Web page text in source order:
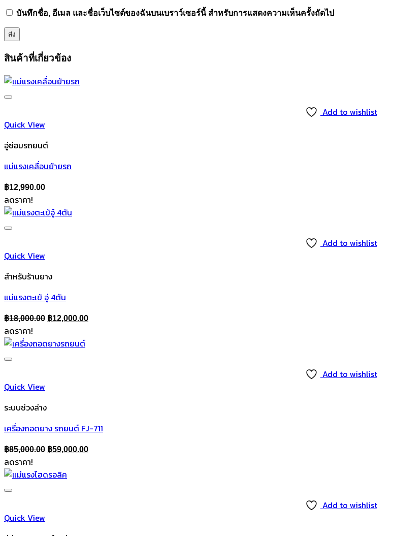
บันทึกชื่อ, อีเมล และชื่อเว็บไซต์ของฉันบนเบราว์เซอร์นี้ สำหรับการแสดงความเห็นครั้งถัดไป
สินค้าที่เกี่ยวข้อง
Add to wishlist
Quick View
อู่ซ่อมรถยนต์
แม่แรงเคลื่อนย้ายรถ
฿12,990.00
ลดราคา!
Add to wishlist
Quick View
สำหรับร้านยาง
แม่แรงตะเข้ อู่ 4ตัน
฿18,000.00 Original
was:
฿12,000.00Current
ลดราคา!
Add to wishlist
Quick View
ระบบช่วงล่าง
เครื่องถอดยาง รถยนต์ FJ-711
฿85,000.00 Original
was:
฿59,000.00Current
ลดราคา!
Add to wishlist
Quick View